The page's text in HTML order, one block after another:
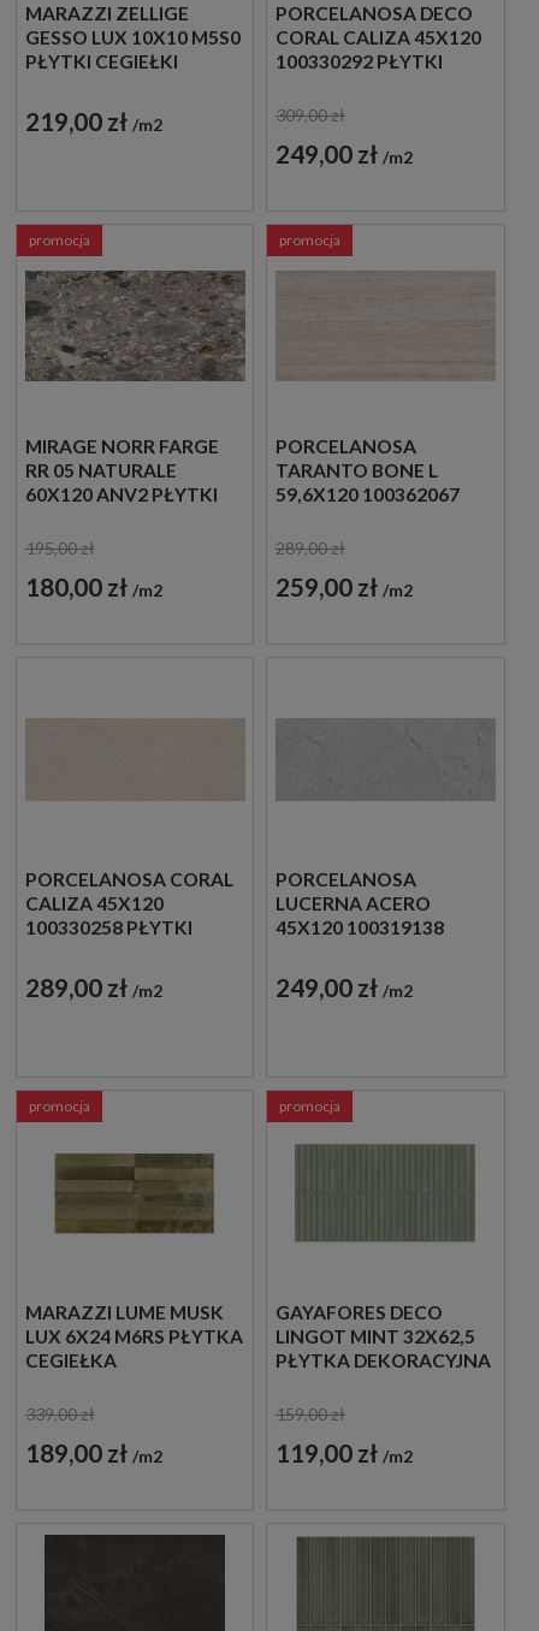
MARAZZI ZELLIGE
GESSO LUX 10X10 M5S0
PŁYTKI CEGIEŁKI
219,00 zł m2
PORCELANOSA DECO
CORAL CALIZA 45X120
100330292 PŁYTKI
KAMIEŃ
309,00 zł
249,00 zł m2
MIRAGE NORR FARGE
RR 05 NATURALE
60X120 ANV2 PŁYTKI
195,00 zł
180,00 zł m2
promocja
PORCELANOSA
TARANTO BONE L
59,6X120 100362067
TRAWERTYNOWE
289,00 zł
259,00 zł m2
promocja
PORCELANOSA CORAL
CALIZA 45X120
100330258 PŁYTKI
KAMIEŃ
289,00 zł m2
PORCELANOSA
LUCERNA ACERO
45X120 100319138
IMITUJĄCE KAMIEŃ
249,00 zł m2
MARAZZI LUME MUSK
LUX 6X24 M6RS PŁYTKA
CEGIEŁKA
339,00 zł
189,00 zł m2
promocja
GAYAFORES DECO
LINGOT MINT 32X62,5
PŁYTKA DEKORACYJNA
159,00 zł
119,00 zł m2
promocja